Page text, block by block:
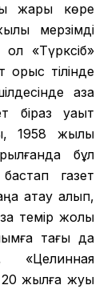
жарық көре
мерзімді
«Түрксіб»
орыс тілінде
қазақ
біраз уақыт
1958 жылы
бұл
газет
атау алып,
темір жолы
тағы да
«Целинная
жылға жуық